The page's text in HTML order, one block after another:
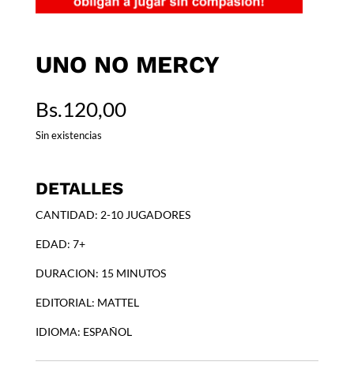
UNO NO MERCY
Bs.120,00
Sin existencias
DETALLES
CANTIDAD: 2-10 JUGADORES
EDAD: 7+
DURACION: 15 MINUTOS
EDITORIAL: MATTEL
IDIOMA: ESPAÑOL